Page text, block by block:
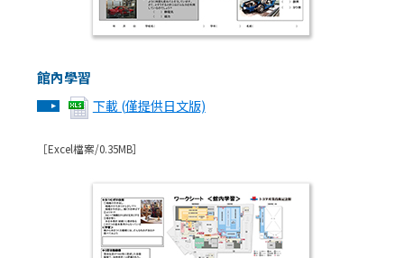
館內學習
下載 (僅提供日文版)
［Excel檔案/0.35MB］